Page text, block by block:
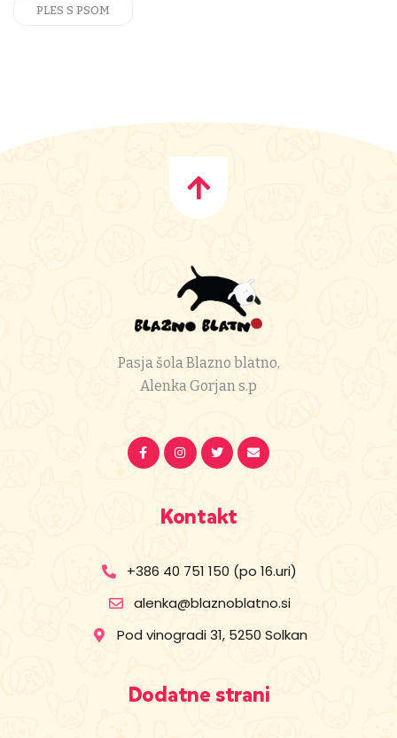
PLES S PSOM
Pasja šola Blazno blatno,
Alenka Gorjan s.p
Kontakt
+386 40 751 150 (po 16.uri)
alenka@blaznoblatno.si
Pod vinogradi 31, 5250 Solkan
Dodatne strani